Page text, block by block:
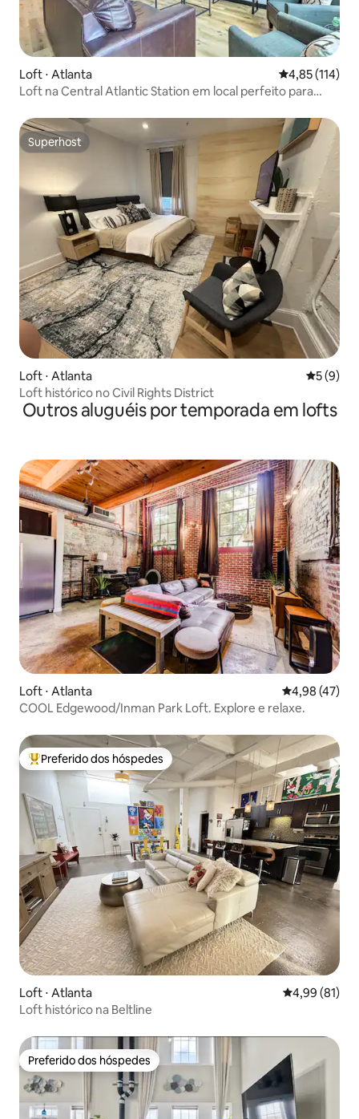
Loft ⋅ Atlanta 4,85 de uma
4,85 (114)
Loft na Central Atlantic Station em local perfeito para
Superhost
Superhost
Loft ⋅ Atlanta 5 de
5 (9)
Loft histórico no Civil Rights District
Outros aluguéis por temporada em lofts
Loft ⋅ Atlanta 4,98 de uma
4,98 (47)
COOL Edgewood/Inman Park Loft. Explore e relaxe.
Entre os melhores preferidos dos hóspedes
Preferido dos hóspedes
Loft ⋅ Atlanta 4,99 de uma
4,99 (81)
Loft histórico na Beltline
Preferido dos hóspedes
Preferido dos hóspedes